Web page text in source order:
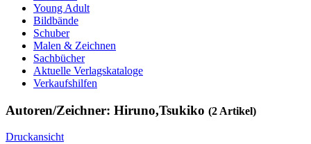
Young Adult
Bildbände
Schuber
Malen & Zeichnen
Sachbücher
Aktuelle Verlagskataloge
Verkaufshilfen
Autoren/Zeichner: Hiruno,Tsukiko (2 Artikel)
Druckansicht